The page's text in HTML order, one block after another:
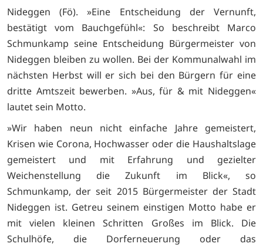
Nideggen (Fö). »Eine Entscheidung der Vernunft,
bestätigt vom Bauchgefühl«: So beschreibt Marco
Schmunkamp seine Entscheidung Bürgermeister von
Nideggen bleiben zu wollen. Bei der Kommunalwahl im
nächsten Herbst will er sich bei den Bürgern für eine
dritte Amtszeit bewerben. »Aus, für & mit Nideggen«
lautet sein Motto.
»Wir haben neun nicht einfache Jahre gemeistert,
Krisen wie Corona, Hochwasser oder die Haushaltslage
gemeistert und mit Erfahrung und gezielter
Weichenstellung die Zukunft im Blick«, so
Schmunkamp, der seit 2015 Bürgermeister der Stadt
Nideggen ist. Getreu seinem einstigen Motto habe er
mit vielen kleinen Schritten Großes im Blick. Die
Schulhöfe, die Dorferneuerung oder das